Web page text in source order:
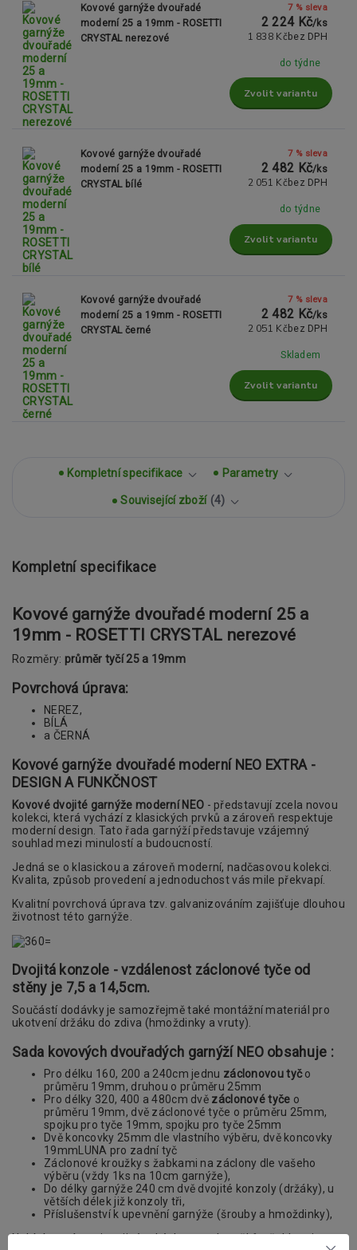
Kovové garnýže dvouřadé
moderní 25 a 19mm - ROSETTI
CRYSTAL nerezové
7 % sleva
2 224 Kč/ks
1 838 Kč bez DPH
do týdne
Zvolit variantu
Kovové garnýže dvouřadé
moderní 25 a 19mm - ROSETTI
CRYSTAL bílé
7 % sleva
2 482 Kč/ks
2 051 Kč bez DPH
do týdne
Zvolit variantu
Kovové garnýže dvouřadé
moderní 25 a 19mm - ROSETTI
CRYSTAL černé
7 % sleva
2 482 Kč/ks
2 051 Kč bez DPH
Skladem
Zvolit variantu
Kompletní specifikace Parametry
Související zboží 4
Kompletní specifikace
Kovové garnýže dvouřadé moderní 25 a
19mm - ROSETTI CRYSTAL nerezové
Rozměry: průměr tyčí 25 a 19mm
Povrchová úprava:
NEREZ,
BÍLÁ
a ČERNÁ
Kovové garnýže dvouřadé moderní NEO EXTRA -
DESIGN A FUNKČNOST
Kovové dvojité garnýže moderní NEO - představují zcela novou
kolekci, která vychází z klasických prvků a zároveň respektuje
moderní design. Tato řada garnýží představuje vzájemný
souhlad mezi minulostí a budoucností.
Jedná se o klasickou a zároveň moderní, nadčasovou kolekci.
Kvalita, způsob provedení a jednoduchost vás mile překvapí.
Kvalitní povrchová úprava tzv. galvanizováním zajišťuje dlouhou
životnost této garnýže.
Dvojitá konzole - vzdálenost záclonové tyče od
stěny je 7,5 a 14,5cm.
Součástí dodávky je samozřejmě také montážní materiál pro
ukotvení držáku do zdiva (hmoždinky a vruty).
Sada kovových dvouřadých garnýží NEO obsahuje :
Pro délku 160, 200 a 240cm jednu záclonovou tyčo
průměru 19mm, druhou o průměru 25mm
Pro délky 320, 400 a 480cm dvě záclonové tyče o
průměru 19mm, dvě záclonové tyče o průměru 25mm,
spojku pro tyče 19mm, spojku pro tyče 25mm
Dvě koncovky 25mm dle vlastního výběru, dvě koncovky
19mmLUNA pro zadní tyč
Záclonové kroužky s žabkami na záclony dle vašeho
výběru (vždy 1ks na 10cm garnýže),
Do délky garnýže 240 cm dvě dvojité konzoly (držáky), u
větších délek již konzoly tři,
Příslušenství k upevnění garnýže (šrouby a hmoždinky),
Nabízíme vám mimo jiné také dva typy kroužků s žabkami.